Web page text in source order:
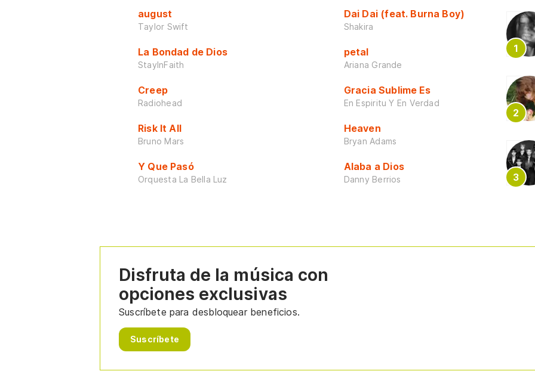
august
Taylor Swift
La Bondad de Dios
StayInFaith
Creep
Radiohead
Risk It All
Bruno Mars
Y Que Pasó
Orquesta La Bella Luz
Dai Dai (feat. Burna Boy)
Shakira
petal
Ariana Grande
Gracia Sublime Es
En Espiritu Y En Verdad
Heaven
Bryan Adams
Alaba a Dios
Danny Berrios
Disfruta de la música con
opciones exclusivas
Suscríbete para desbloquear beneficios.
Suscríbete